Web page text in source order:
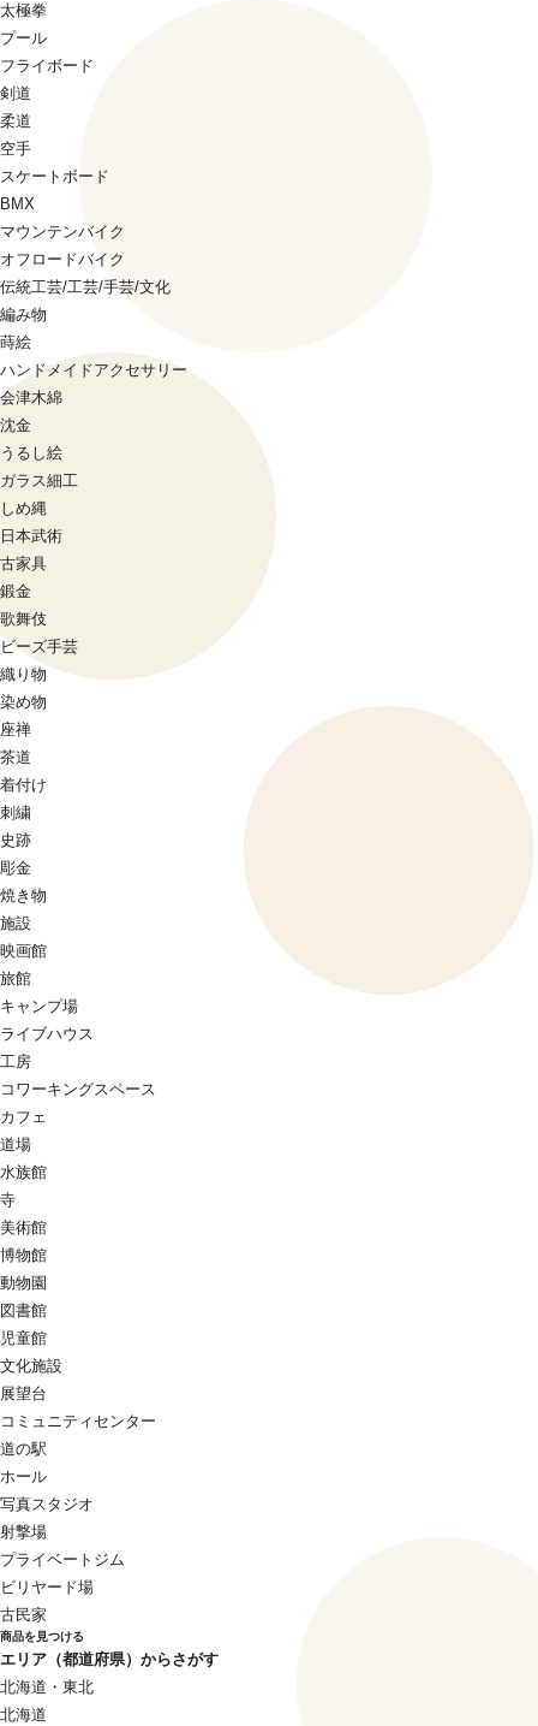
太極拳
プール
フライボード
剣道
柔道
空手
スケートボード
BMX
マウンテンバイク
オフロードバイク
伝統工芸/工芸/手芸/文化
編み物
蒔絵
ハンドメイドアクセサリー
会津木綿
沈金
うるし絵
ガラス細工
しめ縄
日本武術
古家具
鍛金
歌舞伎
ビーズ手芸
織り物
染め物
座禅
茶道
着付け
刺繍
史跡
彫金
焼き物
施設
映画館
旅館
キャンプ場
ライブハウス
工房
コワーキングスペース
カフェ
道場
水族館
寺
美術館
博物館
動物園
図書館
児童館
文化施設
展望台
コミュニティセンター
道の駅
ホール
写真スタジオ
射撃場
プライベートジム
ビリヤード場
古民家
商品を見つける
エリア（都道府県）からさがす
北海道・東北
北海道